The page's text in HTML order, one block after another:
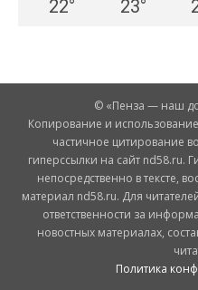
22° 23°
© «Пенза — наш
Копирование и
частичное цитирование
гиперссылки на сайт nd58.ru.
непосредственно в тексте,
материал nd58.ru. Для
ответственности за
новостных материалах,
Политика